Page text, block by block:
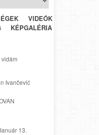
VIDEÓK
HÉTRŐL-
KÉPGALÉRIA
Ivančević
13.